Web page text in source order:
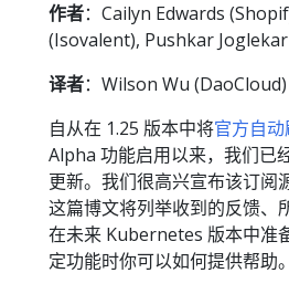
作者：Cailyn Edwards
(Isovalent), Pushkar Joglekar
译者：Wilson Wu (DaoCloud)
自从在 1.25 版本中将官方自动
Alpha 功能启用以来，我们已
更新。我们很高兴宣布该订阅
这篇博文将列举收到的反馈、
在未来 Kubernetes 版本中准
定功能时你可以如何提供帮助。